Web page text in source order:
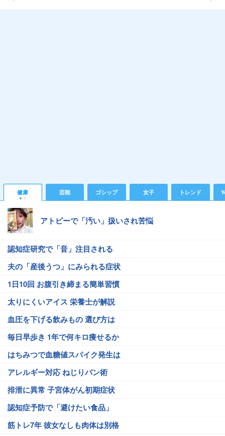
健康 芸能 ゴシップ 女子 トレンド
アトピーで「汚い」扱いされ苦悩
認知症研究で「音」注目される
夫の「産後うつ」にみられる症状
1日10回 お腹引き締まる簡単習慣
太りにくいアイス 栄養士が解説
血圧を下げる飲みもの 選び方は
毎日早歩き 1年で何キロ痩せるか
はちみつで血糖値スパイク発生は
アレルギー対応 ねじりパン術
排泄に異常 子宮体がん初期症状
認知症予防で「避けたい食品」
筋トレ7年 彼女なしも肉体は別格